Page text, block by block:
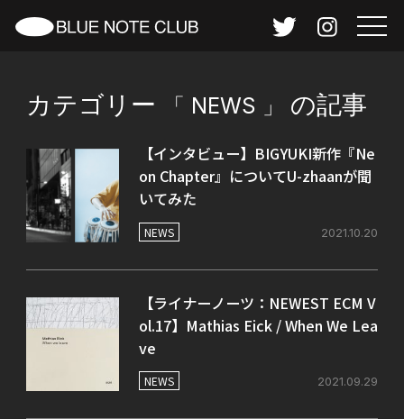
カテゴリー 「 NEWS 」 の記事
【インタビュー】BIGYUKI新作『Ne
on Chapter』についてU-zhaanが聞
いてみた
NEWS 2021.10.20
【ライナーノーツ：NEWEST ECM V
ol.17】Mathias Eick / When We Lea
ve
NEWS 2021.09.29